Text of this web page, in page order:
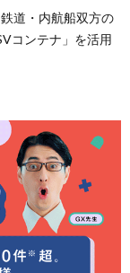
道・内航船双方の
コンテナ」を活用